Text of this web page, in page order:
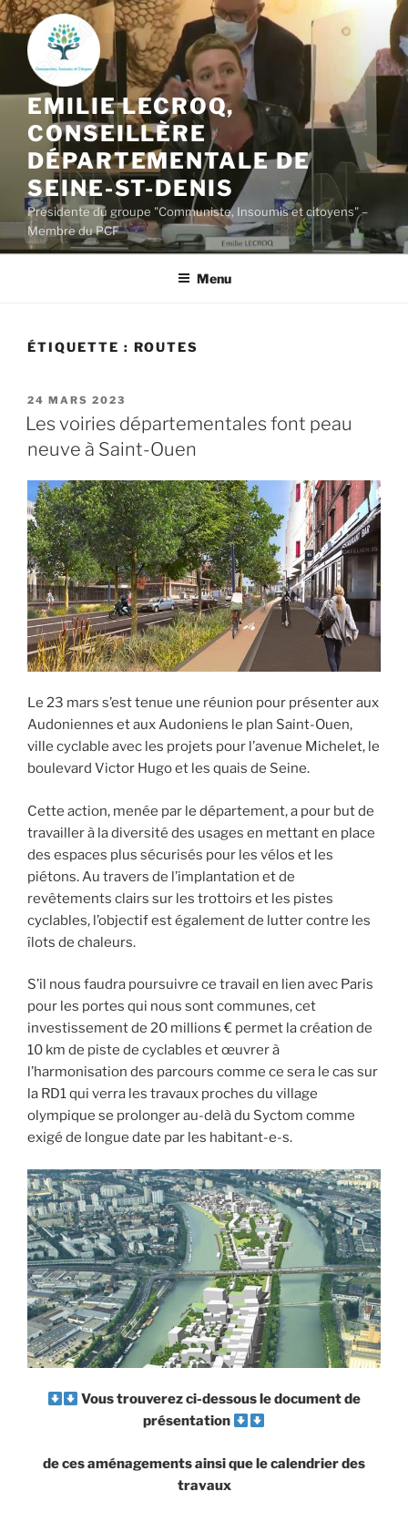
Aller
au
contenu
principal
EMILIE LECROQ,
CONSEILLÈRE
DÉPARTEMENTALE DE
SEINE-ST-DENIS
Présidente du groupe "Communiste, Insoumis et citoyens" –
Membre du PCF
Menu
ÉTIQUETTE : ROUTES
PUBLIÉ
LE
24 MARS 2023
Les voiries départementales font peau
neuve à Saint-Ouen
Le 23 mars s’est tenue une réunion pour présenter aux
Audoniennes et aux Audoniens le plan Saint-Ouen,
ville cyclable avec les projets pour l’avenue Michelet, le
boulevard Victor Hugo et les quais de Seine.
Cette action, menée par le département, a pour but de
travailler à la diversité des usages en mettant en place
des espaces plus sécurisés pour les vélos et les
piétons. Au travers de l’implantation et de
revêtements clairs sur les trottoirs et les pistes
cyclables, l’objectif est également de lutter contre les
îlots de chaleurs.
S’il nous faudra poursuivre ce travail en lien avec Paris
pour les portes qui nous sont communes, cet
investissement de 20 millions € permet la création de
10 km de piste de cyclables et œuvrer à
l’harmonisation des parcours comme ce sera le cas sur
la RD1 qui verra les travaux proches du village
olympique se prolonger au-delà du Syctom comme
exigé de longue date par les habitant-e-s.
Vous trouverez ci-dessous le document de
présentation
deces aménagements ainsi que le calendrier des
travaux